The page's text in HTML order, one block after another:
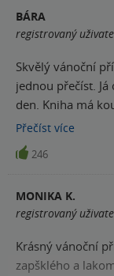
BÁRA
registrovaný
Skvělý vánoční
jednou přečíst.
den. Kniha má
se k tomuto
vtipné a poučné.
Přečíst více
246
MONIKA K.
registrovaný
Krásný vánoční
zapšklého a